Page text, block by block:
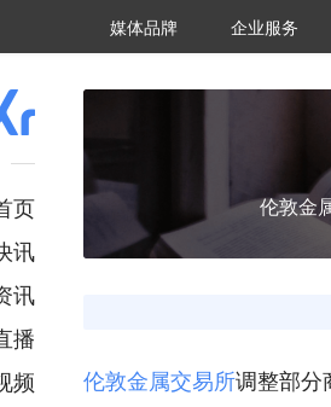
媒体品牌 36Kr研究院
企业服务
页
讯
讯
荐
经
播
频
伦敦金
伦敦金属交易所调整部分